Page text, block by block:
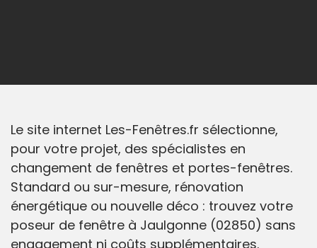
Le site internet Les-Fenêtres.fr sélectionne,
pour votre projet, des spécialistes en
changement de fenêtres et portes-fenêtres.
Standard ou sur-mesure, rénovation
énergétique ou nouvelle déco : trouvez votre
poseur de fenêtre à Jaulgonne (02850) sans
engagement ni coûts supplémentaires.